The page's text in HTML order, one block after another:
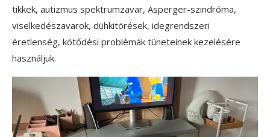
tikkek, autizmus spektrumzavar, Asperger-szindróma,
viselkedészavarok, dühkitörések, idegrendszeri
éretlenség, kötődési problémák tüneteinek kezelésére
használjuk.